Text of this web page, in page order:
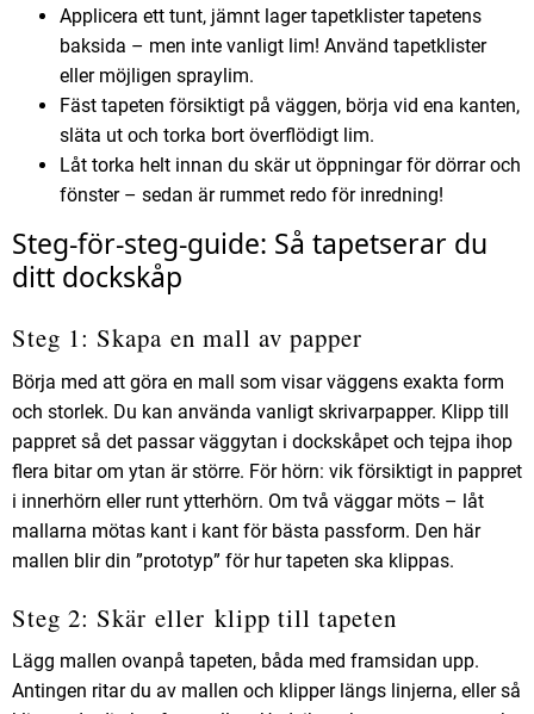
Applicera ett tunt, jämnt lager tapetklister tapetens
baksida – men inte vanligt lim! Använd tapetklister
eller möjligen spraylim.
Fäst tapeten försiktigt på väggen, börja vid ena kanten,
släta ut och torka bort överflödigt lim.
Låt torka helt innan du skär ut öppningar för dörrar och
fönster – sedan är rummet redo för inredning!
Steg-för-steg-guide: Så tapetserar du
ditt dockskåp
Steg 1: Skapa en mall av papper
Börja med att göra en mall som visar väggens exakta form
och storlek. Du kan använda vanligt skrivarpapper. Klipp till
pappret så det passar väggytan i dockskåpet och tejpa ihop
flera bitar om ytan är större. För hörn: vik försiktigt in pappret
i innerhörn eller runt ytterhörn. Om två väggar möts – låt
mallarna mötas kant i kant för bästa passform. Den här
mallen blir din ”prototyp” för hur tapeten ska klippas.
Steg 2: Skär eller klipp till tapeten
Lägg mallen ovanpå tapeten, båda med framsidan upp.
Antingen ritar du av mallen och klipper längs linjerna, eller så